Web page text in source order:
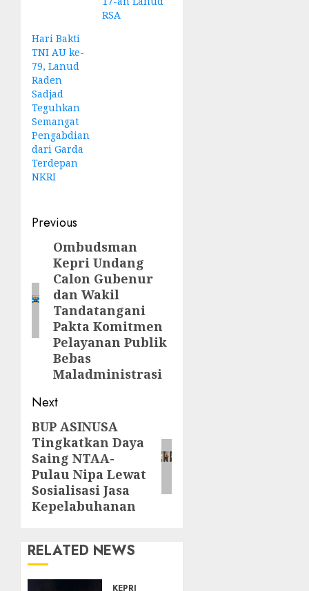
RSA
Hari Bakti
TNI AU ke-
79, Lanud
Raden
Sadjad
Teguhkan
Semangat
Pengabdian
dari Garda
Terdepan
NKRI
Post
navigation
Previous
Previous
post:
Ombudsman
Kepri Undang
Calon Gubenur
dan Wakil
Tandatangani
Pakta Komitmen
Pelayanan Publik
Bebas
Maladministrasi
Next
Next
post:
BUP ASINUSA
Tingkatkan Daya
Saing NTAA-
Pulau Nipa Lewat
Sosialisasi Jasa
Kepelabuhanan
RELATED NEWS
KEPRI